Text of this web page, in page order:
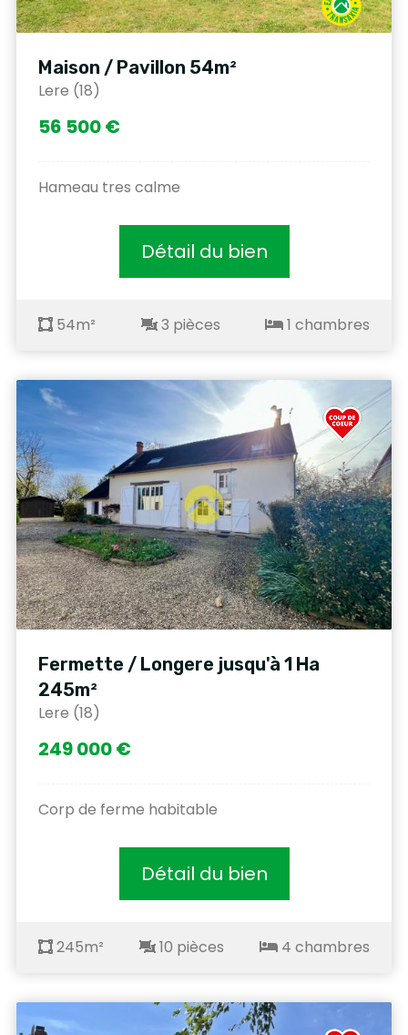
Maison / Pavillon 54m²
Lere (18)
56 500 €
Hameau tres calme
Détail du bien
54m² 3 pièces 1 chambres
Fermette / Longere jusqu'à 1 Ha
245m²
Lere (18)
249 000 €
Corp de ferme habitable
Détail du bien
245m² 10 pièces 4 chambres